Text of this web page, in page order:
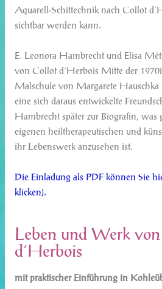
Aquarell-Schittechnik nach Collot
sichtbar werden kann.
E. Leonora Hambrecht und Elisa
von Collot d‘Herbois Mitte der
Malschule von Margarete Hauschka
eine sich daraus entwickelte
Hambrecht später zur Biografin, was
eigenen heiltherapeutischen und
ihr Lebenswerk anzusehen ist.
Die Einladung als PDF können Sie
klicken).
Leben und Werk
d’Herbois
mit praktischer Einführung in